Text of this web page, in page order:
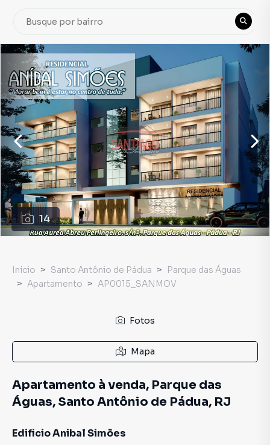
14
Início Santo Antônio de Pádua
Parque das Águas
Apartamento
AP0015_SANMOV
Fotos
Mapa
Apartamento à venda, Parque das
Águas, Santo Antônio de Pádua, RJ
Edificio Anibal Simões